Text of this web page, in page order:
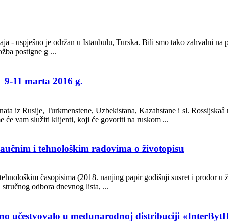
- uspješno je održan u Istanbulu, Turska. Bili smo tako zahvalni na
postigne g ...
9-11 marta 2016 g.
iz Rusije, Turkmenstene, Uzbekistana, Kazahstane i sl.
će vam služiti klijenti, koji će govoriti na ruskom ...
i tehnološkim radovima o životopisu
časopisima (2018. nanjing papir godišnji susret i prodor
odbora dnevnog lista, ...
učestvovalo u međunarodnoj distribuciji